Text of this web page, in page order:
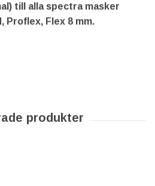
till alla spectra masker
Proflex, Flex 8 mm.